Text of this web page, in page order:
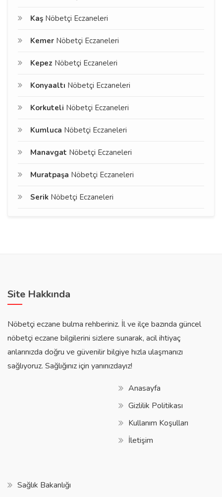
Kaş Nöbetçi Eczaneleri
Kemer Nöbetçi Eczaneleri
Kepez Nöbetçi Eczaneleri
Konyaaltı Nöbetçi Eczaneleri
Korkuteli Nöbetçi Eczaneleri
Kumluca Nöbetçi Eczaneleri
Manavgat Nöbetçi Eczaneleri
Muratpaşa Nöbetçi Eczaneleri
Serik Nöbetçi Eczaneleri
Site Hakkında
Nöbetçi eczane bulma rehberiniz. İl ve ilçe bazında güncel
nöbetçi eczane bilgilerini sizlere sunarak, acil ihtiyaç
anlarınızda doğru ve güvenilir bilgiye hızla ulaşmanızı
sağlıyoruz. Sağlığınız için yanınızdayız!
Anasayfa
Gizlilik Politikası
Kullanım Koşulları
İletişim
Sağlık Bakanlığı